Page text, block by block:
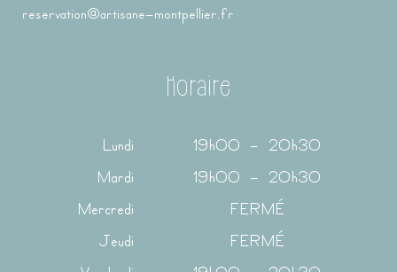
reservation@artisane-montpellier.fr
Horaire
Lundi
19h00 – 20h30
Mardi
19h00 – 20h30
Mercredi
FERMÉ
Jeudi
FERMÉ